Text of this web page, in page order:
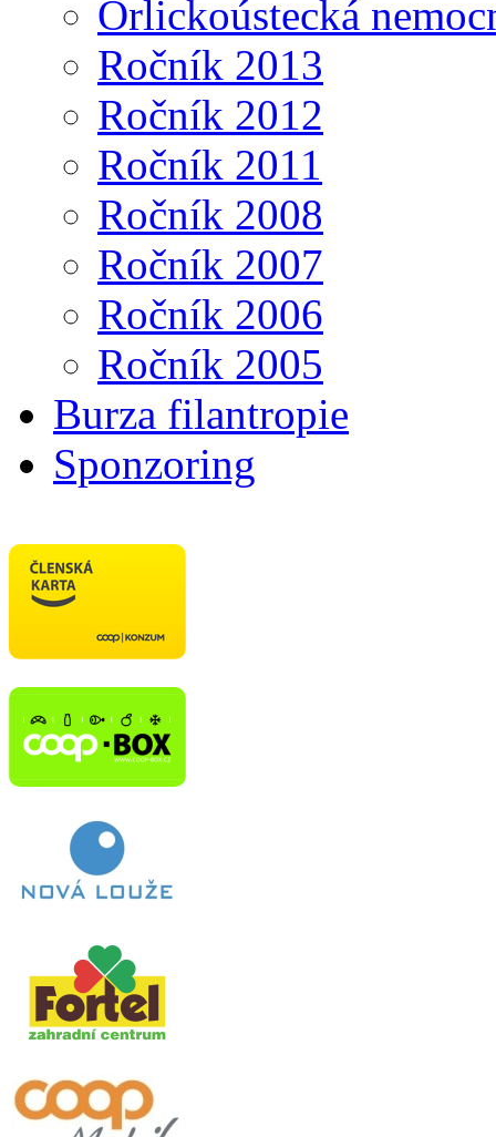
Orlickoústecká
Ročník 2013
Ročník 2012
Ročník 2011
Ročník 2008
Ročník 2007
Ročník 2006
Ročník 2005
Burza filantropie
Sponzoring